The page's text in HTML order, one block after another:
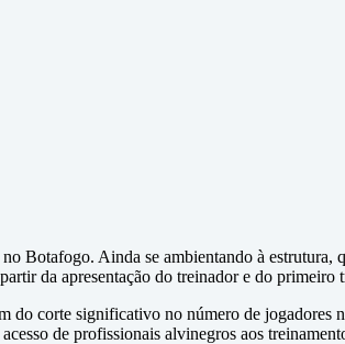
Botafogo. Ainda se ambientando à estrutura,
da apresentação do treinador e do
do corte significativo no número de
de profissionais alvinegros aos